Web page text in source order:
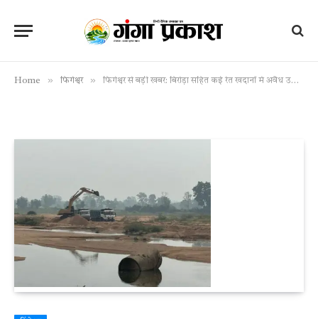
Home » फिंगेश्वर » फिंगेश्वर से बड़ी खबर: बिरोड़ा सहित कई रेत खदानों में अवैध उत्खनन फिर शुरू, रोज़ निकल रही सैकड़ों हाईवा – ग्रामीण आक्रोशित, अधिकारियों की चुप्पी पर सवाल